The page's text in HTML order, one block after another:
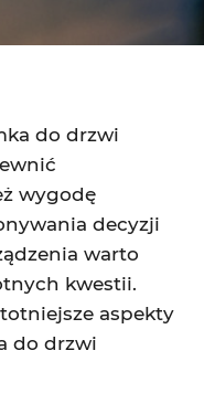
do drzwi
wygodę
decyzji
warto
kwestii.
aspekty
do drzwi